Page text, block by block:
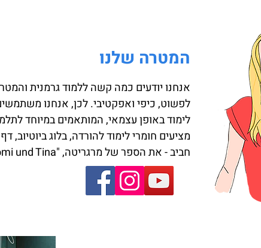
המטרה שלנו
אנחנו יודעים כמה קשה ללמוד גרמנית
לפשוט, כיפי ואפקטיבי. לכן, אנחנו משתמשים
לימוד באופן עצמאי, המותאמים במיוחד
מציעים חומרי לימוד להורדה, בלוג ביוטיוב,
חביב - את הספר של מרגריטה, "Schlomi und Tina".